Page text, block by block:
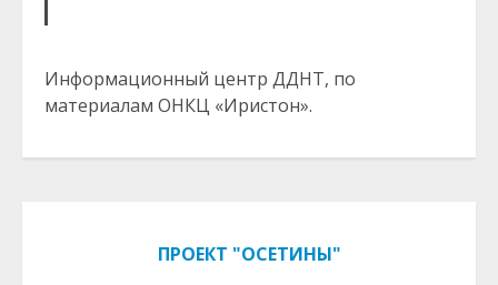
Информационный центр ДДНТ, по
материалам ОНКЦ «Иристон».
ПРОЕКТ "ОСЕТИНЫ"